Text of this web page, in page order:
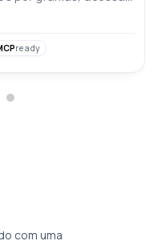
analisar tendências
ready
com uma